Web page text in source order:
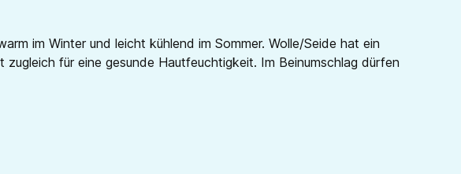
im Winter und leicht kühlend im Sommer. Wolle/Seide hat ein
für eine gesunde Hautfeuchtigkeit. Im Beinumschlag dürfen